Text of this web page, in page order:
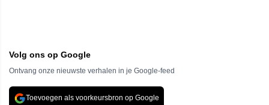
Volg ons op Google
Ontvang onze nieuwste verhalen in je Google-feed
Toevoegen als voorkeursbron op Google